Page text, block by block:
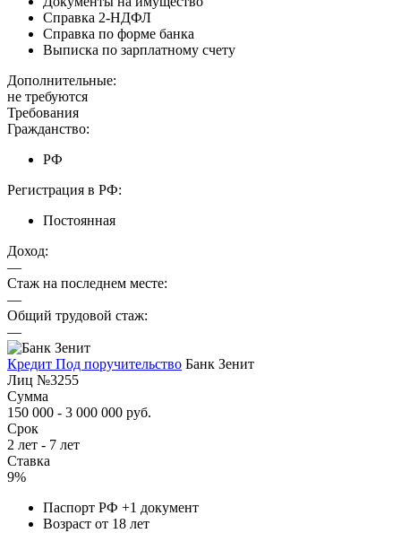
Справка 2-НДФЛ
Справка по форме банка
Выписка по зарплатному счету
Дополнительные:
не требуются
Требования
Гражданство:
РФ
Регистрация в РФ:
Постоянная
Доход:
—
Стаж на последнем месте:
—
Общий трудовой стаж:
—
Кредит Под поручительство Банк Зенит
Лиц №3255
Сумма
150 000 - 3 000 000 руб.
Срок
2 лет - 7 лет
Ставка
9%
Паспорт РФ +1 документ
Возраст от 18 лет